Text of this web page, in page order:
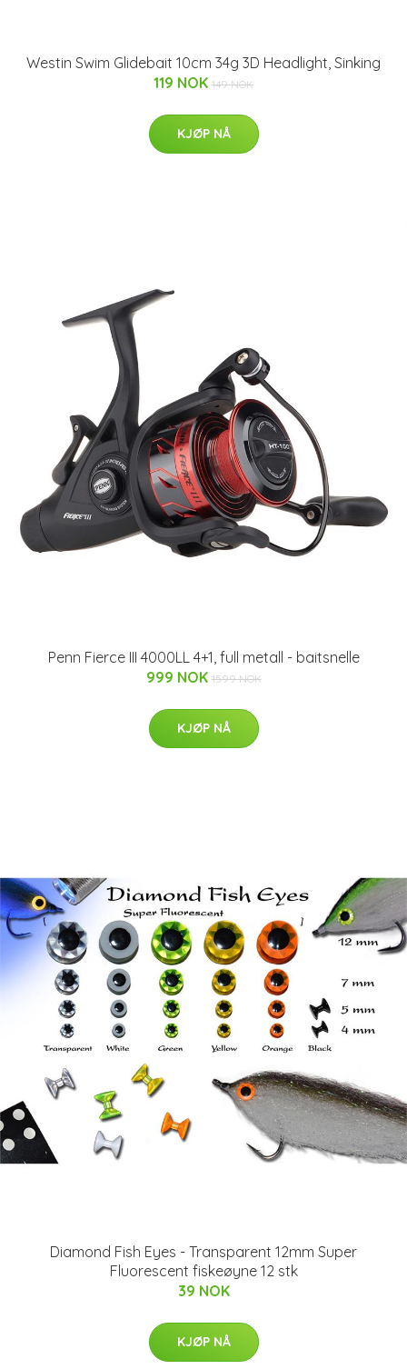
Westin Swim Glidebait 10cm 34g 3D Headlight, Sinking
119 NOK 149 NOK
KJØP NÅ
Penn Fierce III 4000LL 4+1, full metall - baitsnelle
999 NOK 1599 NOK
KJØP NÅ
Diamond Fish Eyes - Transparent 12mm Super
Fluorescent fiskeøyne 12 stk
39 NOK
KJØP NÅ